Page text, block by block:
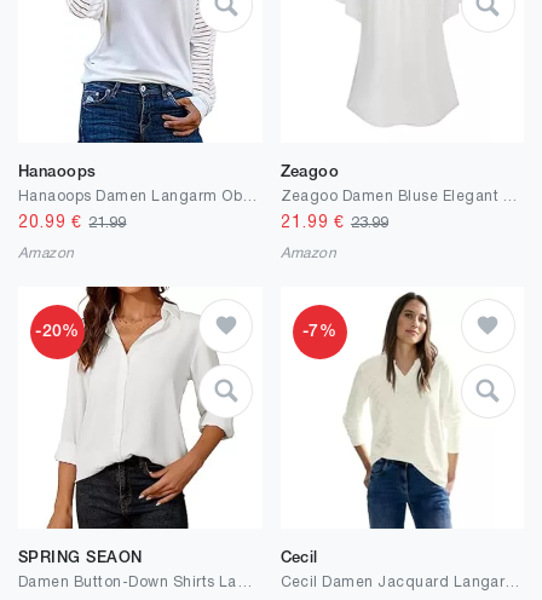
Hanaoops
20.99 €21.99
Amazon
Zeagoo
21.99 € 23.99
Amazon
-20%
SPRING SEAON
-7%
Cecil
Cecil Damen Jacquard Langarmshirt